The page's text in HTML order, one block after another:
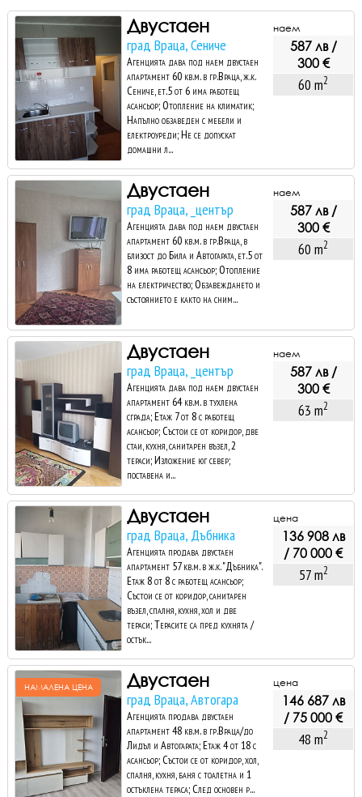
Двустаен
град Враца, Сениче
Агенцията дава под наем двустаен
апартамент 60 кв.м. в гр.Враца, ж.к.
Сениче, ет.5 от 6 има работещ
асансьор; Отопление на климатик;
Напълно обзаведен с мебели и
електроуреди; Не се допускат
домашни л...
наем
587 лв /
300 €
60 m2
Двустаен
град Враца, _център
Агенцията дава под наем двустаен
апартамент 60 кв.м. в гр.Враца, в
близост до Била и Автогарата, ет.5 от
8 има работещ асансьор; Отопление
на електричество; Обзавеждането и
състоянието е както на сним...
наем
587 лв /
300 €
60 m2
Двустаен
град Враца, _център
Агенцията дава под наем двустаен
апартамент 64 кв.м. в тухлена
сграда; Етаж 7 от 8 с работещ
асансьор; Състои се от коридор, две
стаи, кухня, санитарен възел, 2
тераси; Изложение юг север;
поставена и...
наем
587 лв /
300 €
63 m2
Двустаен
град Враца, Дъбника
Агенцията продава двустаен
апартамент 57 кв.м. в ж.к. "Дъбника".
Етаж 8 от 8 с работещ асансьор;
Състои се от коридор, санитарен
възел, спалня, кухня, хол и две
тераси; Терасите са пред кухнята /
остък...
цена
136 908 лв
/ 70 000 €
57 m2
НАМАЛЕНА ЦЕНА Двустаен
град Враца, Автогара
Агенцията продава двустаен
апартамент 48 кв.м. в гр.Враца/до
Лидъл и Автогарата; Етаж 4 от 18 с
асансьор; Състои се от коридор, хол,
спалня, кухня, баня с тоалетна и 1
остъклена тераса; След основен р...
цена
146 687 лв
/ 75 000 €
48 m2